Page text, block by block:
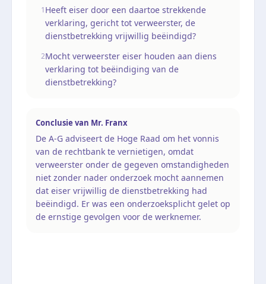
1Heeft eiser door een daartoe strekkende
verklaring, gericht tot verweerster, de
dienstbetrekking vrijwillig beëindigd?
2Mocht verweerster eiser houden aan diens
verklaring tot beëindiging van de
dienstbetrekking?
Conclusie van Mr. Franx
De A-G adviseert de Hoge Raad om het vonnis
van de rechtbank te vernietigen, omdat
verweerster onder de gegeven omstandigheden
niet zonder nader onderzoek mocht aannemen
dat eiser vrijwillig de dienstbetrekking had
beëindigd. Er was een onderzoeksplicht gelet op
de ernstige gevolgen voor de werknemer.